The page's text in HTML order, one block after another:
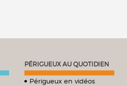
PÉRIGUEUX AU QUOTIDIEN
Périgueux en vidéos